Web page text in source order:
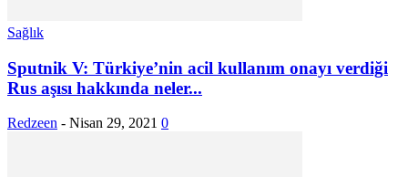
Sağlık
Sputnik V: Türkiye’nin acil kullanım onayı verdiği
Rus aşısı hakkında neler...
Redzeen - Nisan 29, 2021 0